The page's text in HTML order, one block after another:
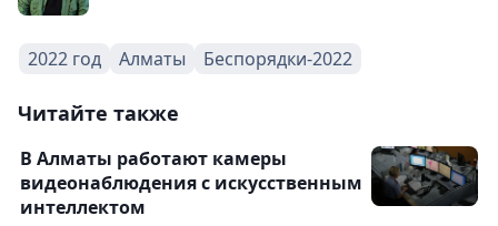
2022 год Алматы Беспорядки-2022
Читайте также
В Алматы работают камеры
видеонаблюдения с искусственным
интеллектом